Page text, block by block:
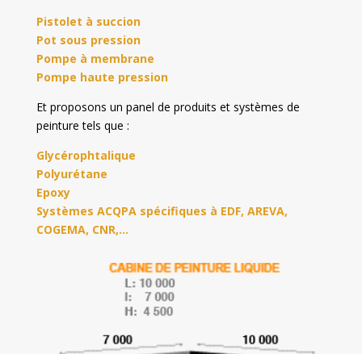
Pistolet à succion
Pot sous pression
Pompe à membrane
Pompe haute pression
Et proposons un panel de produits et systèmes de
peinture tels que :
Glycérophtalique
Polyurétane
Epoxy
Systèmes ACQPA spécifiques à EDF, AREVA,
COGEMA, CNR,…